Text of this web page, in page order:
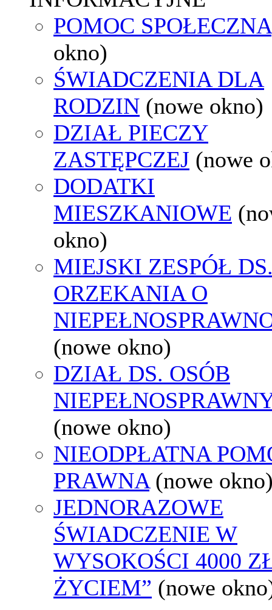
POMOC SPOŁECZNA
okno)
ŚWIADCZENIA DLA
RODZIN (nowe okno)
DZIAŁ PIECZY
ZASTĘPCZEJ (nowe
DODATKI
MIESZKANIOWE
okno)
MIEJSKI ZESPÓŁ
ORZEKANIA O
(nowe okno)
DZIAŁ DS. OSÓB
(nowe okno)
NIEODPŁATNA
PRAWNA (nowe
JEDNORAZOWE
ŚWIADCZENIE W
WYSOKOŚCI 4000
ŻYCIEM” (nowe